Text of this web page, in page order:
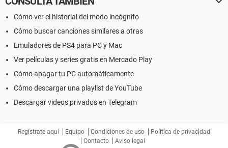
Cómo ver el historial del modo incógnito
Cómo buscar canciones similares a otras
Emuladores de PS4 para PC y Mac
Ver películas y series gratis en Mercado Play
Cómo apagar tu PC automáticamente
Cómo descargar una playlist de YouTube
Descargar videos privados en Telegram
Regístrate aquí Equipo Condiciones de uso
Política de privacidad
Contacto
Aviso legal